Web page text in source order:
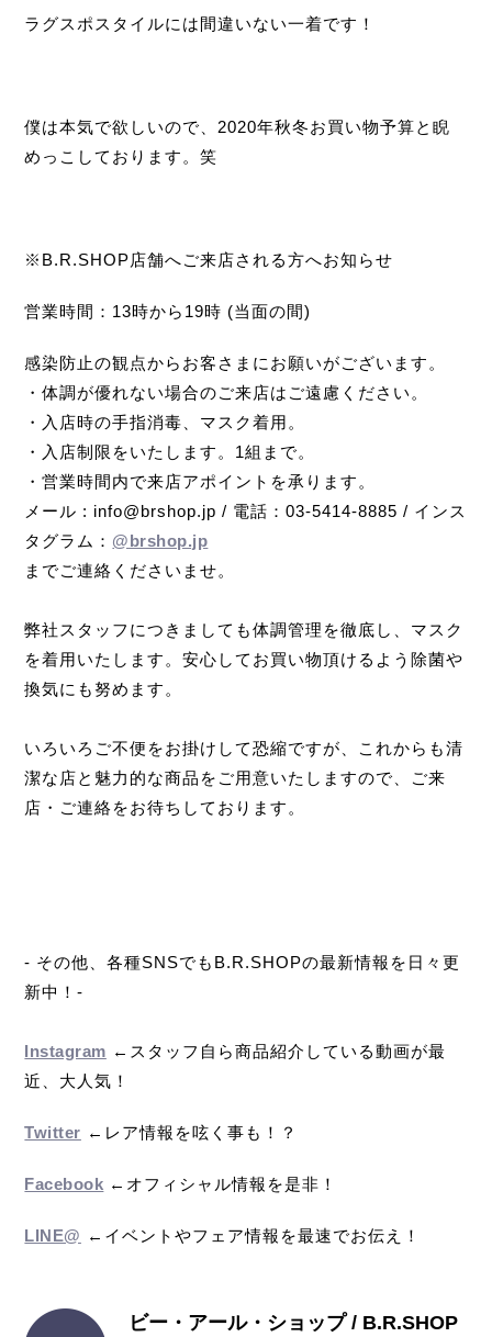
ラグスポスタイルには間違いない一着です！
僕は本気で欲しいので、2020年秋冬お買い物予算と睨
めっこしております。笑
※B.R.SHOP店舗へご来店される方へお知らせ
営業時間：13時から19時 (当面の間)
感染防止の観点からお客さまにお願いがございます。
・体調が優れない場合のご来店はご遠慮ください。
・入店時の手指消毒、マスク着用。
・入店制限をいたします。1組まで。
・営業時間内で来店アポイントを承ります。
メール : info@brshop.jp / 電話：03-5414-8885 / インス
タグラム： @brshop.jp
までご連絡くださいませ。
弊社スタッフにつきましても体調管理を徹底し、マスク
を着用いたします。安心してお買い物頂けるよう除菌や
換気にも努めます。
いろいろご不便をお掛けして恐縮ですが、これからも清
潔な店と魅力的な商品をご用意いたしますので、ご来
店・ご連絡をお待ちしております。
- その他、各種SNSでもB.R.SHOPの最新情報を日々更
新中！-
Instagram ←スタッフ自ら商品紹介している動画が最
近、大人気！
Twitter ←レア情報を呟く事も！？
Facebook ←オフィシャル情報を是非！
LINE@ ←イベントやフェア情報を最速でお伝え！
ビー・アール・ショップ / B.R.SHOP